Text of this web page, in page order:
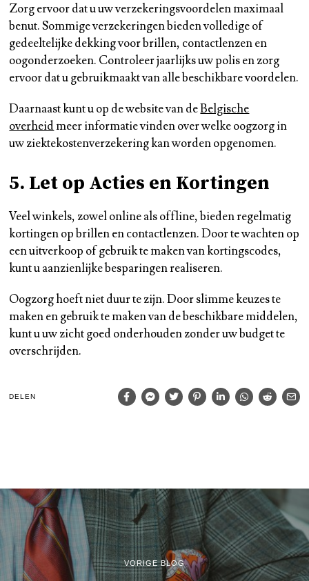
Zorg ervoor dat u uw verzekeringsvoordelen maximaal
benut. Sommige verzekeringen bieden volledige of
gedeeltelijke dekking voor brillen, contactlenzen en
oogonderzoeken. Controleer jaarlijks uw polis en zorg
ervoor dat u gebruikmaakt van alle beschikbare voordelen.
Daarnaast kunt u op de website van deBelgische
overheidmeer informatie vinden over welke oogzorg in
uw ziektekostenverzekering kan worden opgenomen.
5. Let op Acties en Kortingen
Veel winkels, zowel online als offline, bieden regelmatig
kortingen op brillen en contactlenzen. Door te wachten op
een uitverkoop of gebruik te maken van kortingscodes,
kunt u aanzienlijke besparingen realiseren.
Oogzorg hoeft niet duur te zijn. Door slimme keuzes te
maken en gebruik te maken van de beschikbare middelen,
kunt u uw zicht goed onderhouden zonder uw budget te
overschrijden.
DELEN
VORIGE BLOG